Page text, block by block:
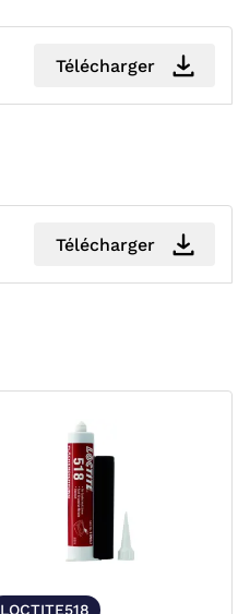
Télécharger
Télécharger
LOCTITE518